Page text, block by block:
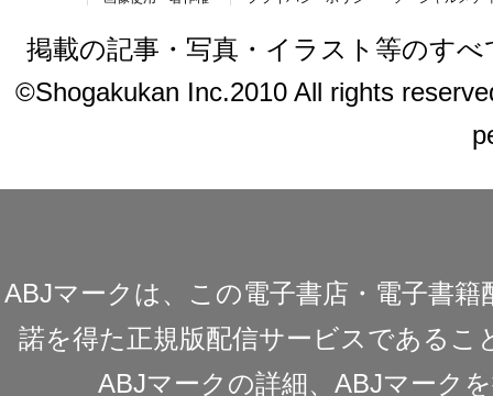
掲載の記事・写真・イラスト等のす
©Shogakukan Inc.2010 All rights
ABJマークは、この電子書店・電子書
諾を得た正規版配信サービスであるこ
ABJマークの詳細、ABJマーク